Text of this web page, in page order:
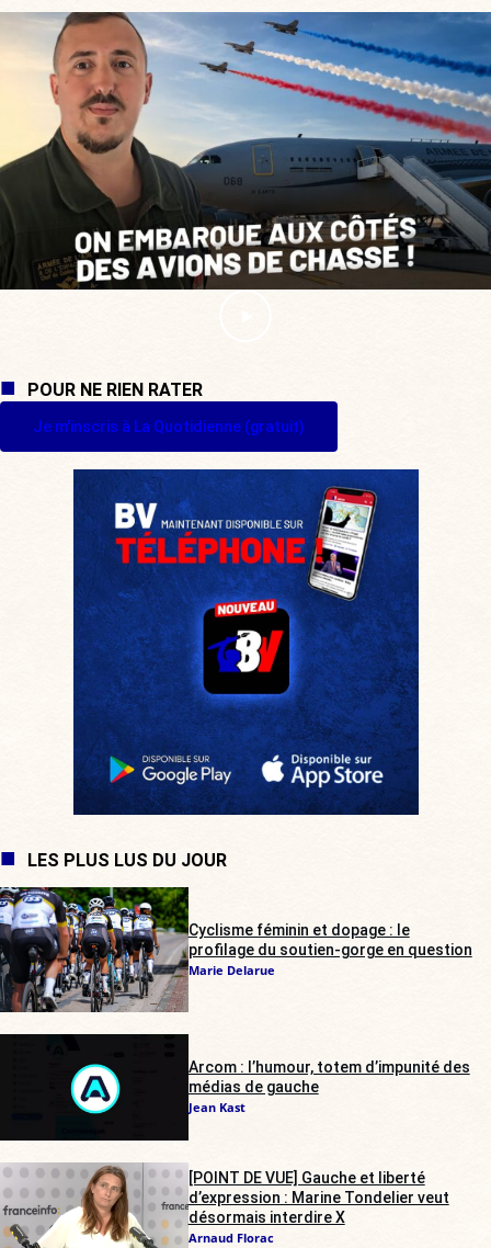
POUR NE RIEN RATER
Je m'inscris à La Quotidienne (gratuit)
LES PLUS LUS DU JOUR
Cyclisme féminin et dopage : le
profilage du soutien-gorge en question
Marie Delarue
Arcom : l’humour, totem d’impunité des
médias de gauche
Jean Kast
[POINT DE VUE] Gauche et liberté
d’expression : Marine Tondelier veut
désormais interdire X
Arnaud Florac